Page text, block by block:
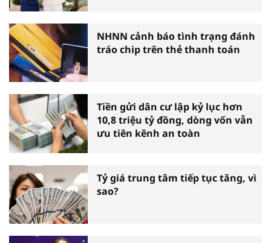
NHNN cảnh báo tình trạng đánh
tráo chip trên thẻ thanh toán
Tiền gửi dân cư lập kỷ lục hơn
10,8 triệu tỷ đồng, dòng vốn vẫn
ưu tiên kênh an toàn
Tỷ giá trung tâm tiếp tục tăng, vì
sao?